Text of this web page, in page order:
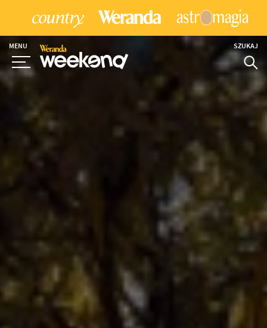
MENU SZUKAJ